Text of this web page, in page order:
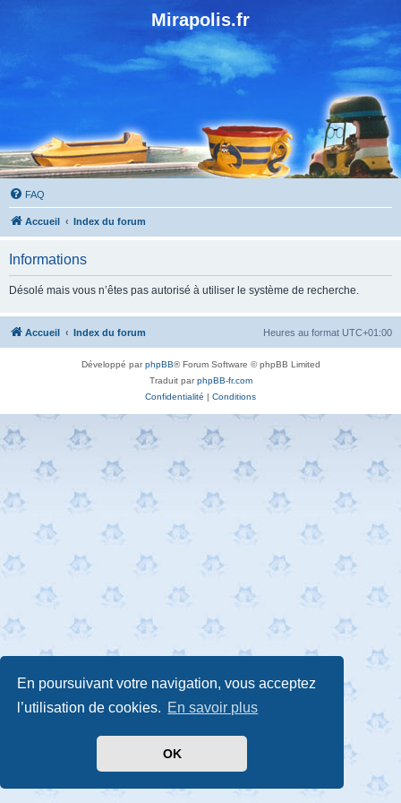
En poursuivant votre navigation, vous acceptez
l’utilisation de cookies. En savoir plus
OK
Mirapolis.fr
FAQ
Accueil Index du forum
Informations
Désolé mais vous n’êtes pas autorisé à utiliser le système de recherche.
Accueil Index du forum Heures au format UTC+01:00
Développé parphpBB® Forum Software © phpBB Limited
Traduit parphpBB-fr.com
Confidentialité | Conditions